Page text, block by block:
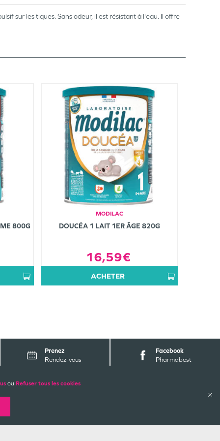
ou Refuser tous les cookies
sur les tiques. Sans odeur, il est résistant à l'eau. Il offre
800G
MODILAC
DOUCÉA 1 LAIT 1ER ÂGE 820G
16,59€
ACHETER
Prenez
Rendez-vous
Facebook
Pharmabest